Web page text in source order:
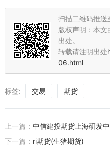
策，合理控制风险，确保投资行
注市场动态和政策变化，以便及时
希望本文能帮助您更好地了解上
行期货交易时，请务必谨慎决策，
扫描二维码推送
版权声明：本文
出处。
转载请注明出处
06.html
标签: 交易 期货
上一篇： 中信建投期货上海研发中心(中
下一篇： ri期货(生猪期货)